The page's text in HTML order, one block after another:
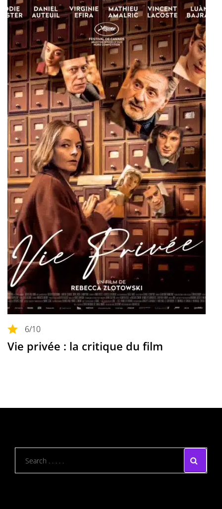
6/10
Vie privée : la critique du film